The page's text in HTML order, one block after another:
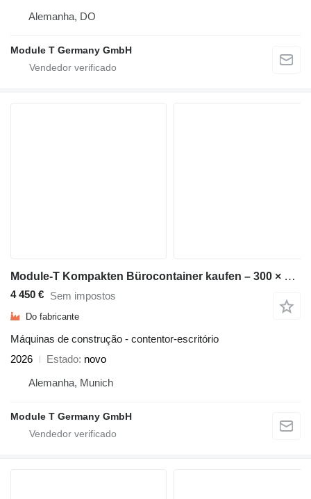
Alemanha, DO
Module T Germany GmbH
Module-T Kompakten Bürocontainer kaufen – 300 × 240 cm | NEU
4 450 € Sem impostos
Do fabricante
Máquinas de construção - contentor-escritório
2026
Estado novo
Alemanha, Munich
Module T Germany GmbH